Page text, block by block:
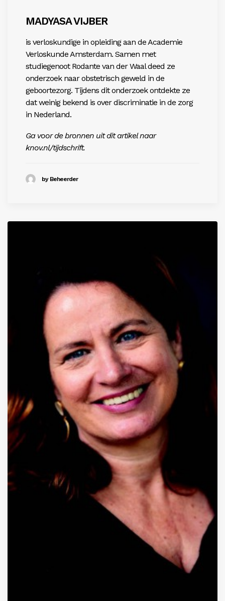
MADYASA VIJBER
is verloskundige in opleiding aan de Academie
Verloskunde Amsterdam. Samen met
studiegenoot Rodante van der Waal deed ze
onderzoek naar obstetrisch geweld in de
geboortezorg. Tijdens dit onderzoek ontdekte ze
dat weinig bekend is over discriminatie in de zorg
in Nederland.
Ga voor de bronnen uit dit artikel naar
knov.nl/tijdschrift.
by Beheerder